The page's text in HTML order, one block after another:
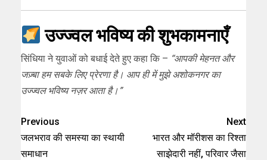
उज्ज्वल भविष्य की शुभकामनाएँ
सिंधिया ने युवाओं को बधाई देते हुए कहा कि – “आपकी मेहनत और
जज़्बा हम सबके लिए प्रेरणा है। आप ही में मुझे अशोकनगर का
उज्ज्वल भविष्य नज़र आता है।”
Previous
जलभराव की समस्या का स्थायी
समाधान
Next
भारत और मॉरीशस का रिश्ता
साझेदारी नहीं, परिवार जैसा